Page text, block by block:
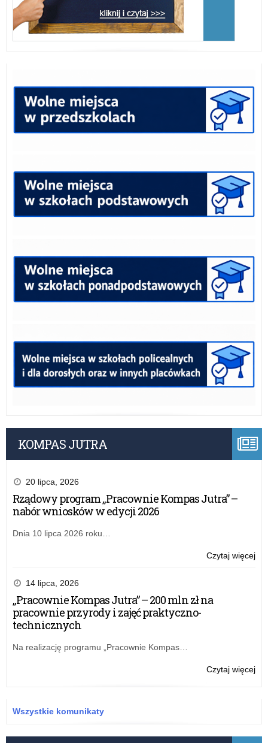
KOMPAS JUTRA
20 lipca, 2026
Rządowy program „Pracownie Kompas Jutra” –
nabór wniosków w edycji 2026
Dnia 10 lipca 2026 roku…
Czytaj więcejo:
14 lipca, 2026
„Pracownie Kompas Jutra” – 200 mln zł na
pracownie przyrody i zajęć praktyczno-
technicznych
Na realizację programu „Pracownie Kompas…
Czytaj więcejo:
Wszystkie komunikaty